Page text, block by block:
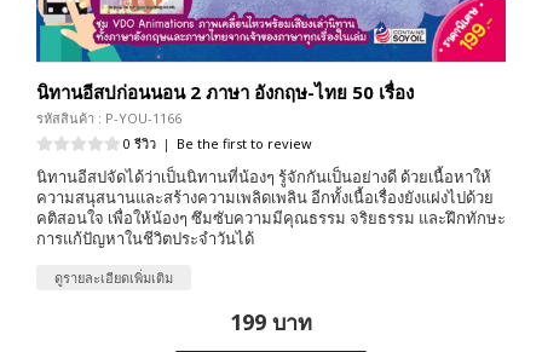
นิทานอีสปก่อนนอน 2 ภาษา อังกฤษ-ไทย 50 เรื่อง
รหัสสินค้า : P-YOU-1166
0 รีวิว | Be the first to review
นิทานอีสปจัดได้ว่าเป็นนิทานที่น้องๆ รู้จักกันเป็นอย่างดี ด้วยเนื้อหาให้
ความสนุสนานและสร้างความเพลิดเพลิน อีกทั้งเนื้อเรื่องยังแฝงไปด้วย
คติสอนใจ เพื่อให้น้องๆ ซึมซับความมีคุณธรรม จริยธรรม และฝึกทักษะ
การแก้ปัญหาในชีวิตประจำวันได้
ดูรายละเอียดเพิ่มเติม
199 บาท